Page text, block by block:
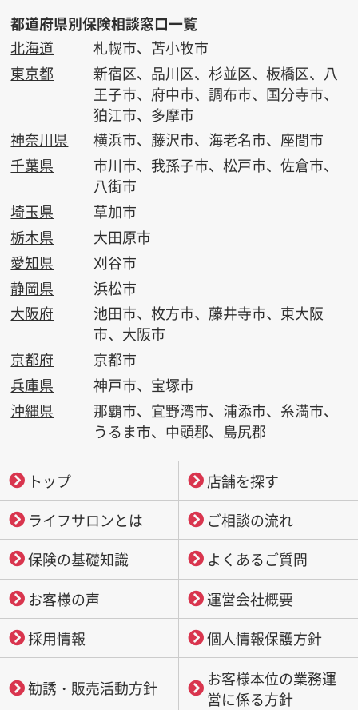
都道府県別保険相談窓口一覧
北海道
札幌市、苫小牧市
東京都
新宿区、品川区、杉並区、板橋区、八
王子市、府中市、調布市、国分寺市、
狛江市、多摩市
神奈川県
横浜市、藤沢市、海老名市、座間市
千葉県
市川市、我孫子市、松戸市、佐倉市、
八街市
埼玉県
草加市
栃木県
大田原市
愛知県
刈谷市
静岡県
浜松市
大阪府
池田市、枚方市、藤井寺市、東大阪
市、大阪市
京都府
京都市
兵庫県
神戸市、宝塚市
沖縄県
那覇市、宜野湾市、浦添市、糸満市、
うるま市、中頭郡、島尻郡
トップ
店舗を探す
ライフサロンとは
ご相談の流れ
保険の基礎知識
よくあるご質問
お客様の声
運営会社概要
採用情報
個人情報保護方針
勧誘・販売活動方針
お客様本位の業務運
営に係る方針